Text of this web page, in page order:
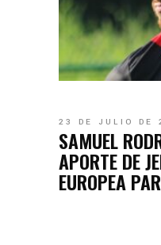
23 DE JULIO DE
SAMUEL
APORTE DE
EUROPEA